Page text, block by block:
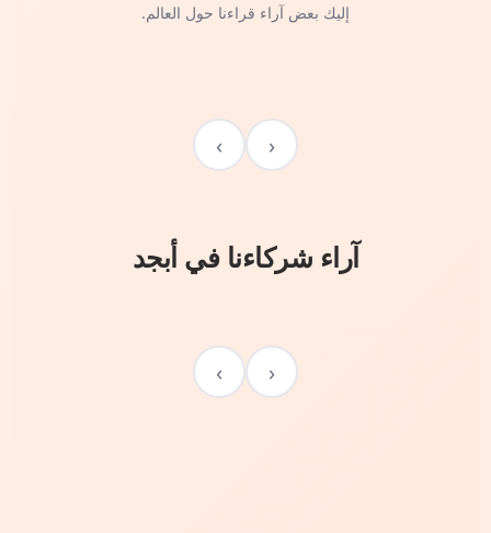
إليك بعض آراء قراءنا حول العالم.
‹
›
آراء شركاءنا في أبجد
‹
›